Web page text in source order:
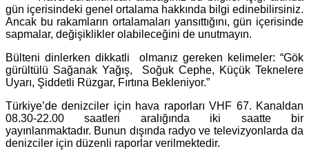
gün içerisindeki genel ortalama hakkında bilgi edinebilirsiniz.
Ancak bu rakamların ortalamaları yansıttığını, gün içerisinde
sapmalar, değişiklikler olabileceğini de unutmayın.
Bülteni dinlerken dikkatli
olmanız gereken kelimeler: “Gök
gürültülü Sağanak Yağış,
Soğuk Cephe, Küçük Teknelere
Uyarı, Şiddetli Rüzgar, Fırtına Bekleniyor.”
Türkiye’de denizciler için hava raporları VHF 67. Kanaldan
08.30-22.00 saatleri aralığında iki saatte bir
yayınlanmaktadır. Bunun dışında radyo ve televizyonlarda da
denizciler için düzenli raporlar verilmektedir.